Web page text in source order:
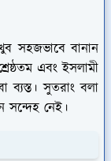
সহজভাবে বানান
এবং ইসলামী
ব্যস্ত। সুতরাং বলা
সন্দেহ নেই।